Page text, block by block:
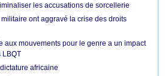
les accusations de sorcellerie
ont aggravé la crise des droits
aux mouvements pour le genre a un impact
LBQT
africaine